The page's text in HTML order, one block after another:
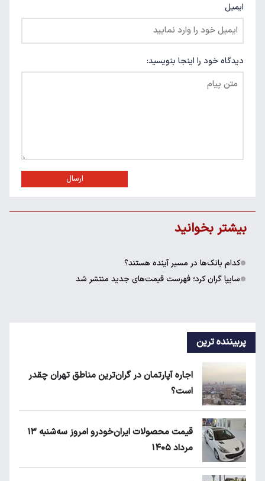
ایمیل
دیدگاه خود را اینجا بنویسید:
ارسال
بیشتر بخوانید
کدام بانک‌ها در مسیر آینده هستند؟
سایپا گران کرد؛ فهرست قیمت‌های جدید منتشر شد
پربیننده ترین
اجاره آپارتمان در گران‌ترین مناطق تهران چقدر
است؟
قیمت محصولات ایران‌خودرو امروز سه‌شنبه ۱۳
مرداد ۱۴۰۵